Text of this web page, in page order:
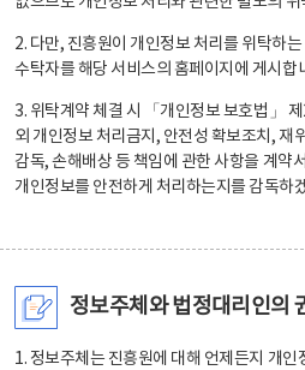
2. 다만, 진흥원이 개인정보 처리를 위탁하
수탁자를 해당 서비스의 홈페이지에 게시합
3. 위탁계약 체결 시 「개인정보 보호법」
외 개인정보 처리금지, 안전성 확보조치, 재
감독, 손해배상 등 책임에 관한 사항을 계약
개인정보를 안전하게 처리하는지를 감독하
정보주체와 법정대리인의
1. 정보주체는 진흥원에 대해 언제든지 개인